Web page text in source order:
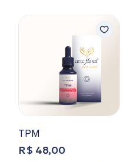
TPM
R$ 48,00